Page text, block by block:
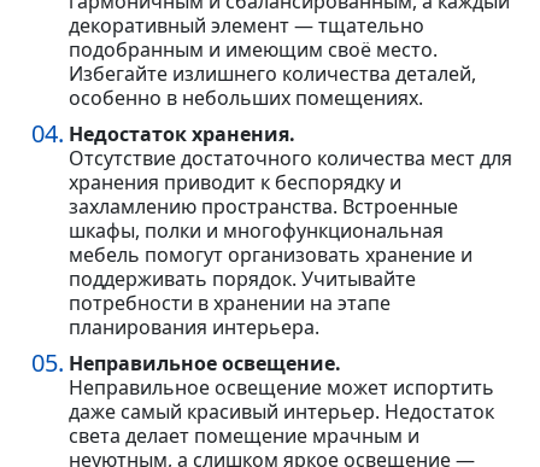
декоративный элемент — тщательно
подобранным и имеющим своё место.
Избегайте излишнего количества деталей,
особенно в небольших помещениях.
Недостаток хранения.
Отсутствие достаточного количества мест для
хранения приводит к беспорядку и
захламлению пространства. Встроенные
шкафы, полки и многофункциональная
мебель помогут организовать хранение и
поддерживать порядок. Учитывайте
потребности в хранении на этапе
планирования интерьера.
Неправильное освещение.
Неправильное освещение может испортить
даже самый красивый интерьер. Недостаток
света делает помещение мрачным и
неуютным, а слишком яркое освещение —